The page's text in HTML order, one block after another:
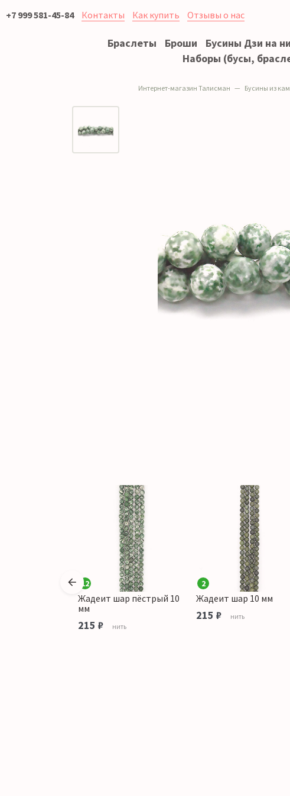
+7 999 581-45-84 Контакты Как купить Отзывы о нас
Браслеты Броши Бусины Дзи на
Наборы (бусы,
Интернет-магазин Талисман Бусины из
12
Жадеит шар пёстрый 10
мм
215 ₽ нить
2
Жадеит шар 10 мм
215 ₽ нить